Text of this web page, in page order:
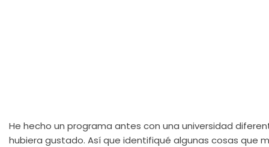
He hecho un programa antes con una universidad
hubiera gustado. Así que identifiqué algunas cosas que